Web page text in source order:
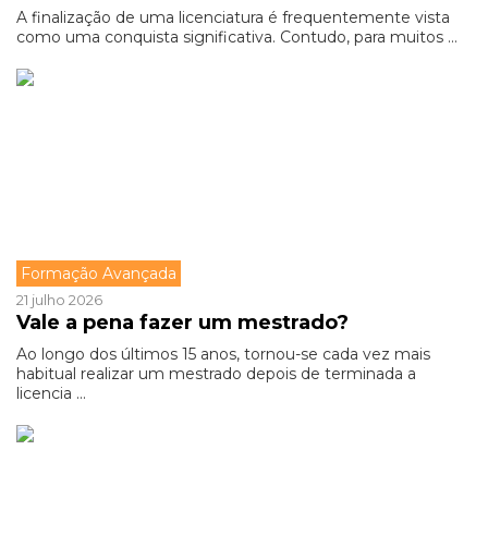
A finalização de uma licenciatura é frequentemente vista
como uma conquista significativa. Contudo, para muitos ...
Formação Avançada
21 julho 2026
Vale a pena fazer um mestrado?
Ao longo dos últimos 15 anos, tornou-se cada vez mais
habitual realizar um mestrado depois de terminada a
licencia ...